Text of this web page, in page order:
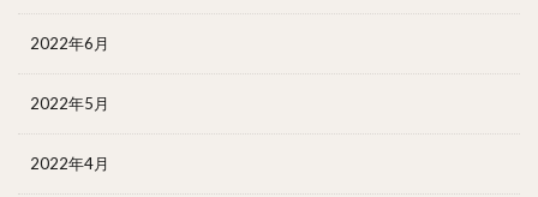
2022年6月
2022年5月
2022年4月